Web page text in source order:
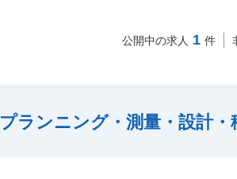
公開中の求人 1 件
プランニング・測量・設計